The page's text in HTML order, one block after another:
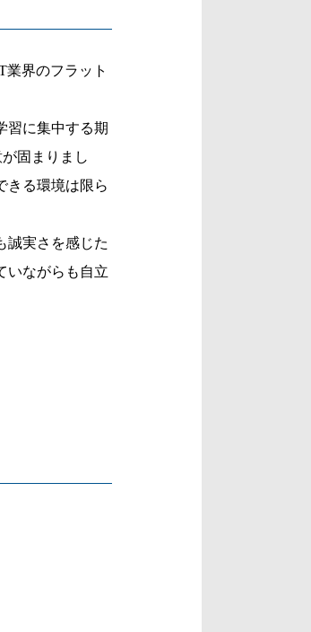
界のフラット
習に集中する期
固まりまし
きる環境は限ら
誠実さを感じた
いながらも自立